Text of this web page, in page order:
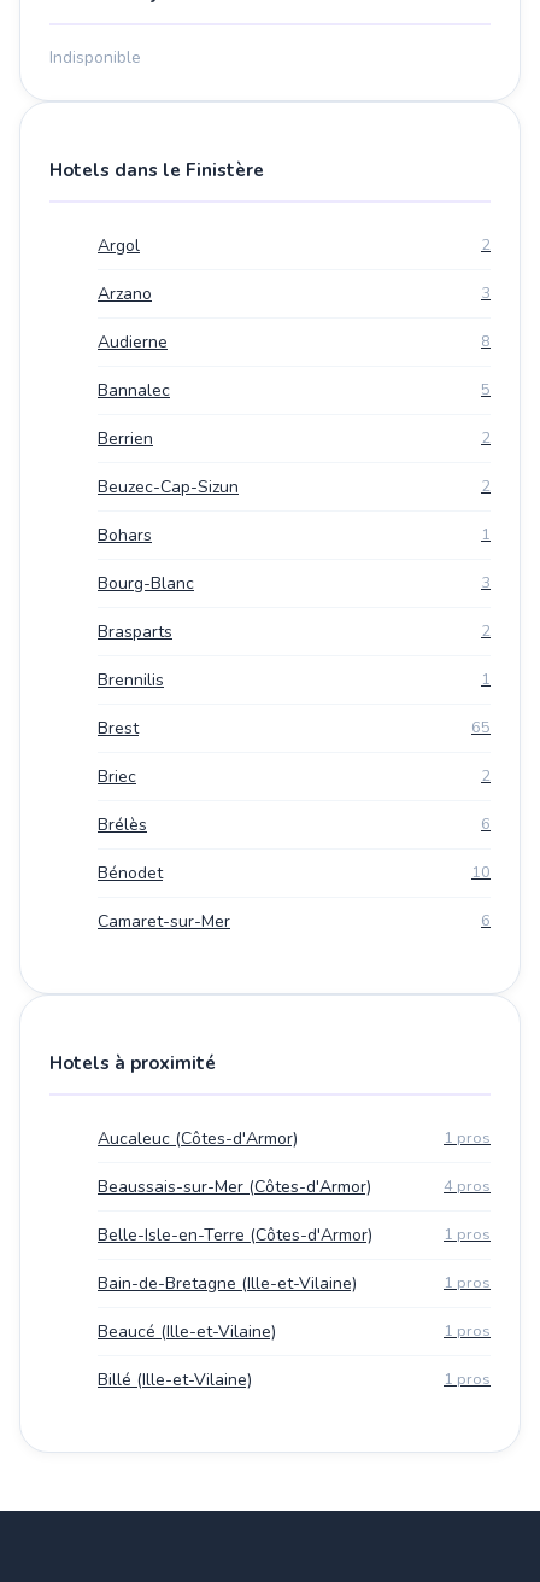
Indisponible
Hotels dans le Finistère
Argol 2
Arzano 3
Audierne 8
Bannalec 5
Berrien 2
Beuzec-Cap-Sizun 2
Bohars 1
Bourg-Blanc 3
Brasparts 2
Brennilis 1
Brest 65
Briec 2
Brélès 6
Bénodet 10
Camaret-sur-Mer 6
Hotels à proximité
Aucaleuc (Côtes-d'Armor) 1 pros
Beaussais-sur-Mer (Côtes-d'Armor) 4 pros
Belle-Isle-en-Terre (Côtes-d'Armor) 1 pros
Bain-de-Bretagne (Ille-et-Vilaine) 1 pros
Beaucé (Ille-et-Vilaine) 1 pros
Billé (Ille-et-Vilaine) 1 pros